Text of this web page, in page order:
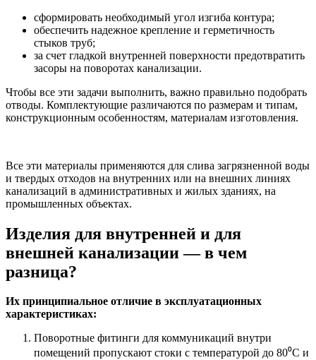
сформировать необходимый угол изгиба контура;
обеспечить надежное крепление и герметичность
стыков труб;
за счет гладкой внутренней поверхности предотвратить
засоры на поворотах канализации.
Чтобы все эти задачи выполнить, важно правильно подобрать
отводы. Комплектующие различаются по размерам и типам,
конструкционным особенностям, материалам изготовления.
Все эти материалы применяются для слива загрязненной воды
и твердых отходов на внутренних или на внешних линиях
канализаций в административных и жилых зданиях, на
промышленных объектах.
Изделия для внутренней и для
внешней канализации — в чем
разница?
Их принципиальное отличие в эксплуатационных
характеристиках:
Поворотные фитинги для коммуникаций внутри
помещений пропускают стоки с температурой до 80⁰C и